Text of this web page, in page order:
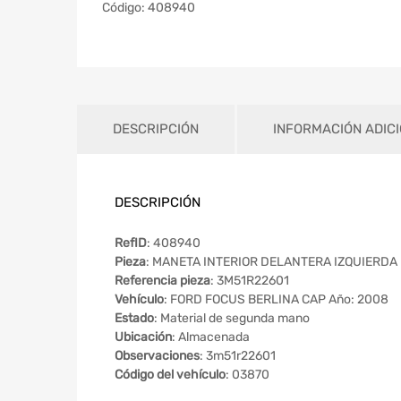
Código: 408940
DESCRIPCIÓN INFORMACIÓN
DESCRIPCIÓN
RefID: 408940
Pieza: MANETA INTERIOR DELANTERA IZQUIERDA
Referencia pieza: 3M51R22601
Vehículo: FORD FOCUS BERLINA CAP Año: 2008
Estado: Material de segunda mano
Ubicación: Almacenada
Observaciones: 3m51r22601
Código del vehículo: 03870